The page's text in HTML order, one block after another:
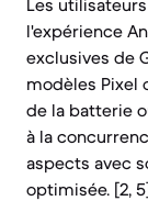
Les
l'expérience
exclusives de
modèles Pixel
de la batterie
à la
aspects avec
optimisée. [2,